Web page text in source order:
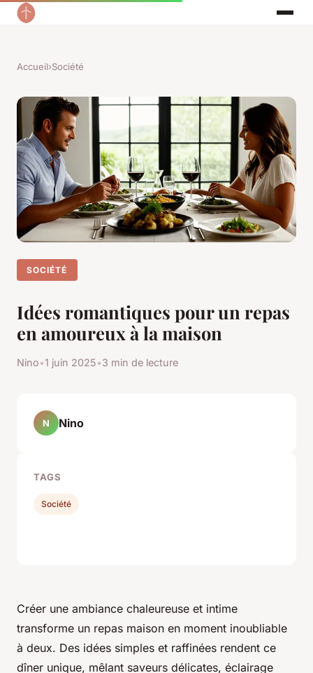
Accueil›Société
SOCIÉTÉ
Idées romantiques pour un repas
en amoureux à la maison
Nino•1 juin 2025•3 min de lecture
Créer une ambiance chaleureuse et intime
transforme un repas maison en moment inoubliable
à deux. Des idées simples et raffinées rendent ce
dîner unique, mêlant saveurs délicates, éclairage
N Nino
TAGS
Société